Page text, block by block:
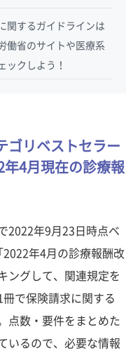
関するガイドラインは
働省のサイトや医療系
ックしよう！
ゴリベストセラー
年4月現在の診療報
2022年9月23日時点ベ
2022年4月の診療報酬改
ングして、関連規定を
で保険請求に関する
点数・要件をまとめた
いるので、必要な情報